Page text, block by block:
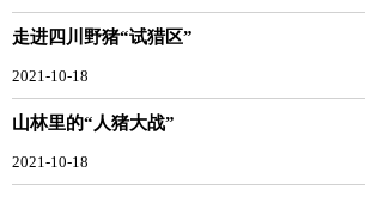
走进四川野猪“试猎区”
2021-10-18
山林里的“人猪大战”
2021-10-18